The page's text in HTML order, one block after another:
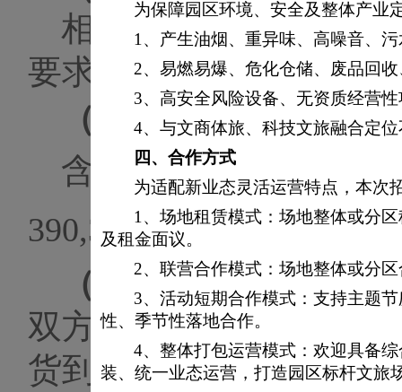
为保障园区环境、安全及整体产业
1、产生油烟、重异味、高噪音、
2、易燃易爆、危化仓储、废品回
3、高安全风险设备、无资质经营
4、与文商体旅、科技文旅融合定
四、合作方式
为适配新业态灵活运营特点，本次
1、场地租赁模式：场地整体或分
及租金面议。
2、联营合作模式：场地整体或分
3、活动短期合作模式：支持主题
性、季节性落地合作。
4、整体打包运营模式：欢迎具备
装、统一业态运营，打造园区标杆文旅
相关采购项目的品牌
要求。
（四）预算控制价
含税预算控制价
390,300.88元。
（五）供货及调试时
双方签署合同且甲方向
货到后 5个工作日完成调